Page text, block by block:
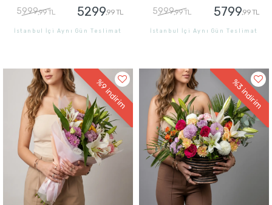
5999,99 TL 5299,99 TL
İstanbul İçi Aynı Gün Teslimat
5999,99 TL 5799,99 TL
İstanbul İçi Aynı Gün Teslimat
%9
indirim
%3
indirim